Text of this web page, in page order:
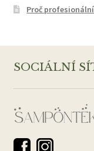
Proč
SOCIÁLNÍ